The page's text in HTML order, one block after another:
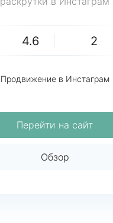
4.6 2
Продвижение в Инстаграм
Перейти на сайт
Обзор